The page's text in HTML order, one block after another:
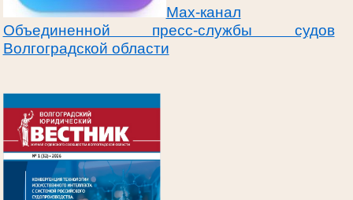
Max-канал
Объединенной пресс-службы судов
Волгоградской области